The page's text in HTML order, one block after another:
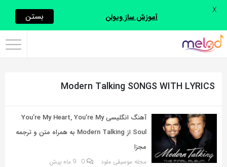
اشتراک
با
از
زیر
می‌توانید
صفحه
Modern Talking SONGS WITH LYRICS
آهنگ انگلیسی You’re My Heart, You’re My
Soul از Modern Talking به همراه متن و ترجمه
مجزا
مجله موسیقی ملود 0 9 ماه پیش
آموزش ساز ویولن بستن X